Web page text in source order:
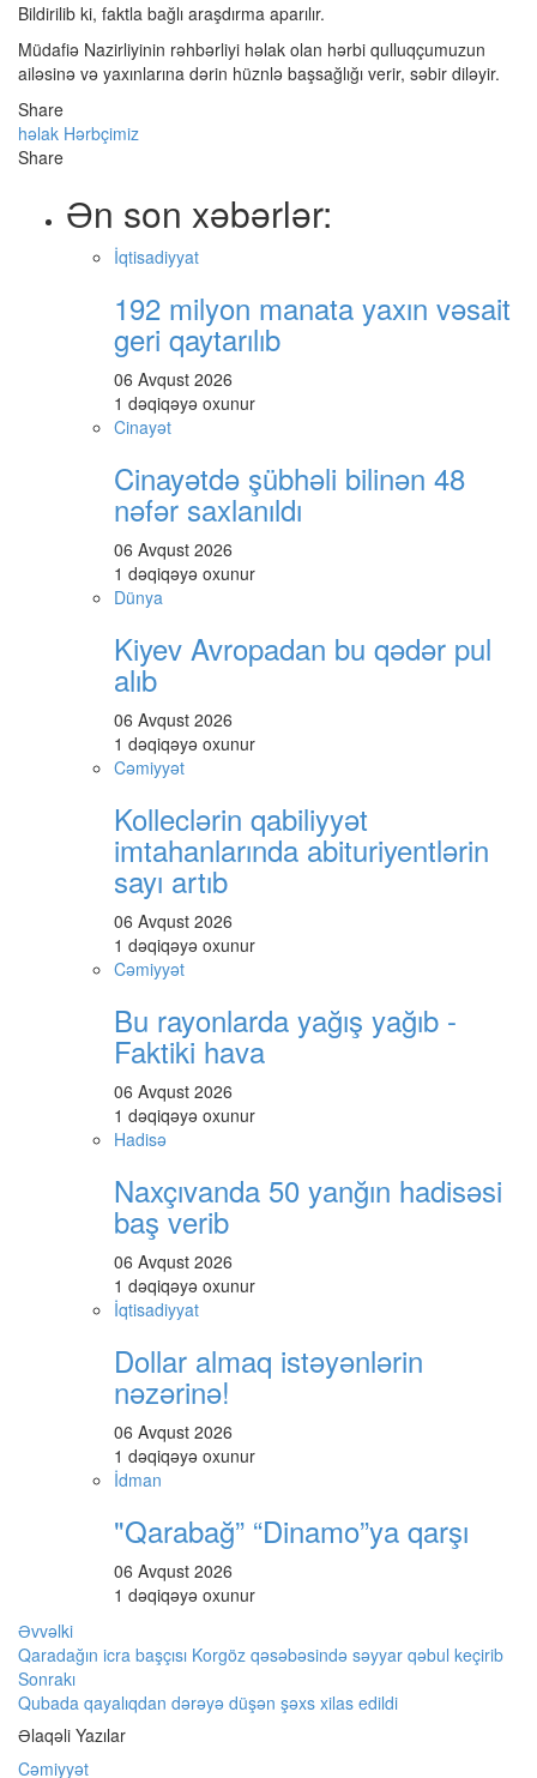
Bildirilib ki, faktla bağlı araşdırma aparılır.
Müdafiə Nazirliyinin rəhbərliyi həlak olan hərbi qulluqçumuzun
ailəsinə və yaxınlarına dərin hüznlə başsağlığı verir, səbir diləyir.
Share
həlak Hərbçimiz
Share
Ən son xəbərlər:
İqtisadiyyat
192 milyon manata yaxın vəsait
geri qaytarılıb
06 Avqust 2026
1 dəqiqəyə oxunur
Cinayət
Cinayətdə şübhəli bilinən 48
nəfər saxlanıldı
06 Avqust 2026
1 dəqiqəyə oxunur
Dünya
Kiyev Avropadan bu qədər pul
alıb
06 Avqust 2026
1 dəqiqəyə oxunur
Cəmiyyət
Kolleclərin qabiliyyət
imtahanlarında abituriyentlərin
sayı artıb
06 Avqust 2026
1 dəqiqəyə oxunur
Cəmiyyət
Bu rayonlarda yağış yağıb -
Faktiki hava
06 Avqust 2026
1 dəqiqəyə oxunur
Hadisə
Naxçıvanda 50 yanğın hadisəsi
baş verib
06 Avqust 2026
1 dəqiqəyə oxunur
İqtisadiyyat
Dollar almaq istəyənlərin
nəzərinə!
06 Avqust 2026
1 dəqiqəyə oxunur
İdman
"Qarabağ” “Dinamo”ya qarşı
06 Avqust 2026
1 dəqiqəyə oxunur
Əvvəlki
Qaradağın icra başçısı Korgöz qəsəbəsində səyyar qəbul keçirib
Sonrakı
Qubada qayalıqdan dərəyə düşən şəxs xilas edildi
Əlaqəli Yazılar
Cəmiyyət